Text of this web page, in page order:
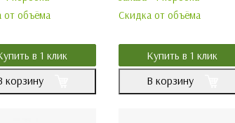
от объёма
в 1 клик
корзину
Скидка от объёма
Купить в 1 клик
В корзину